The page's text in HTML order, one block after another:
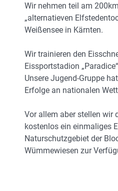
Wir nehmen teil am
„alternatieven
Weißensee in Kärnten.
Wir trainieren den
Eissportstadion
Unsere Jugend-Gruppe
Erfolge an nationalen
Vor allem aber stellen wir
kostenlos ein einmaliges
Naturschutzgebiet der
Wümmewiesen zur